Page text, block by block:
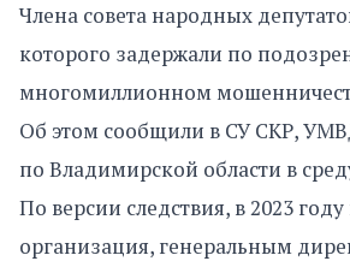
Члена совета народных
которого задержали по
многомиллионном
Об этом сообщили в СУ СКР,
по Владимирской области в
По версии следствия, в 2023
организация, генеральным